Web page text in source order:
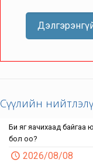
Сүүлийн
Би яг яачихаад байгаа
бол оо?
2026/08/08